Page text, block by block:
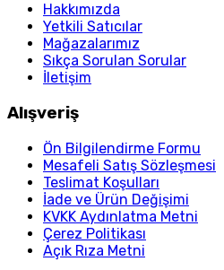
Hakkımızda
Yetkili Satıcılar
Mağazalarımız
Sıkça Sorulan Sorular
İletişim
Alışveriş
Ön Bilgilendirme Formu
Mesafeli Satış Sözleşmesi
Teslimat Koşulları
İade ve Ürün Değişimi
KVKK Aydınlatma Metni
Çerez Politikası
Açık Rıza Metni